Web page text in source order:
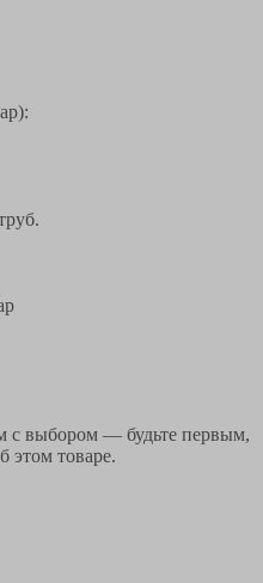
с выбором — будьте первым,
этом товаре.